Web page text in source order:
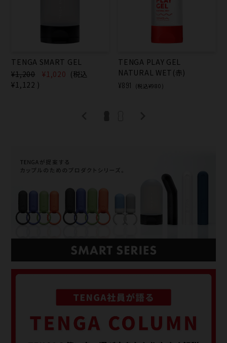
TENGA SMART GEL
¥1,200
¥1,020 (税込
¥1,122 )
TENGA PLAY GEL
NATURAL WET(赤)
¥891 (税込¥980)